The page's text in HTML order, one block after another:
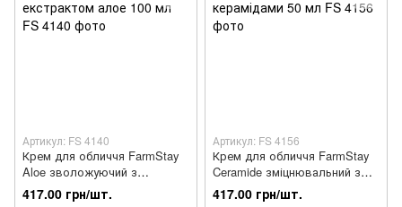
Артикул: FS 4140
Крем для обличчя FarmStay
Aloe зволожуючий з
екстрактом алое 100 мл
417.00 грн/шт.
Артикул: FS 4156
Крем для обличчя FarmStay
Ceramide зміцнювальний з
керамідами 50 мл
417.00 грн/шт.